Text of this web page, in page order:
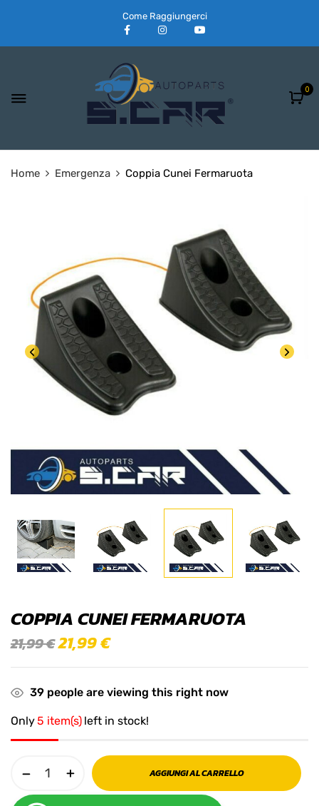
Come Raggiungerci
0
Home Emergenza Coppia Cunei Fermaruota
COPPIA CUNEI FERMARUOTA
21,99€21,99€
39 people are viewing this right now
Only5 item(s) left in stock!
AGGIUNGI AL CARRELLO